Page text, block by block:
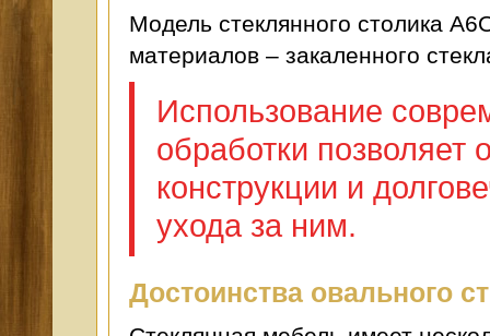
Модель стеклянного столика
материалов – закаленного
Использование
обработки позволяет
конструкции и
ухода за ним.
Достоинства овального